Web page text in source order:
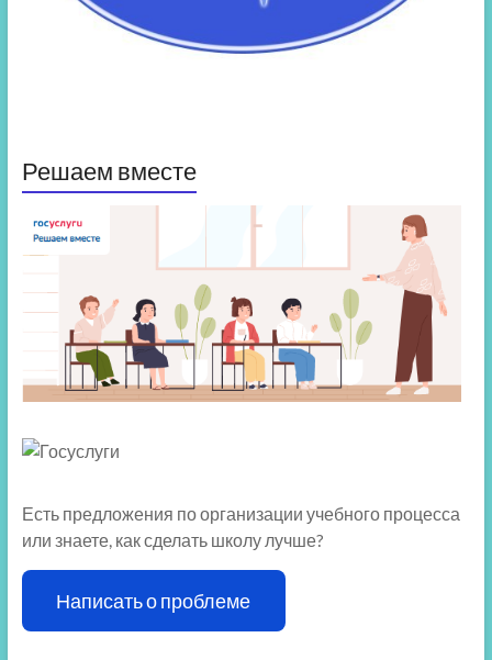
Решаем вместе
Есть предложения по организации учебного процесса
или знаете, как сделать школу лучше?
Написать о проблеме